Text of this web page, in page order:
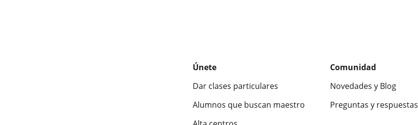
Únete
Dar clases particulares
Alumnos que buscan maestro
Comunidad
Novedades y Blog
Preguntas y respuestas